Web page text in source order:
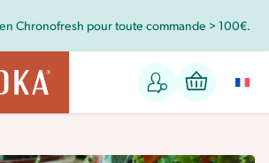
Chronofresh pour toute commande > 100€.